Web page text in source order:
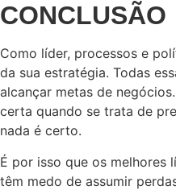
CONCLUSÃO
Como líder, processos e
da sua estratégia. Todas
alcançar metas de
certa quando se trata de
nada é certo.
É por isso que os melhores
têm medo de assumir